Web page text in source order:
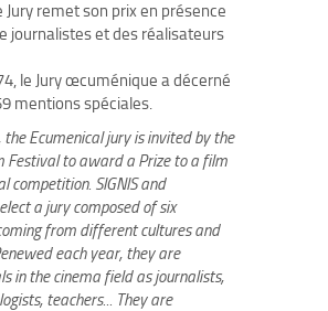
Jury remet son prix en présence
journalistes et des réalisateurs
le Jury œcuménique a décerné
mentions spéciales.
the Ecumenical jury is invited by the
Festival to award a Prize to a film
competition. SIGNIS and
a jury composed of six
from different cultures and
each year, they are
in the cinema field as journalists,
teachers... They are